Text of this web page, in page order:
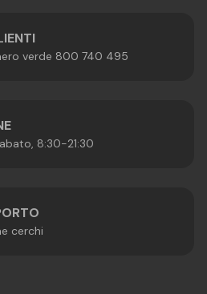
verde 800 740 495
8:30-21:30
cerchi